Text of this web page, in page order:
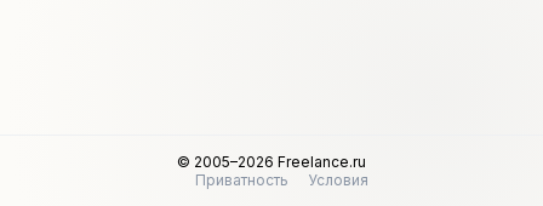
© 2005–2026 Freelance.ru
Приватность
Условия